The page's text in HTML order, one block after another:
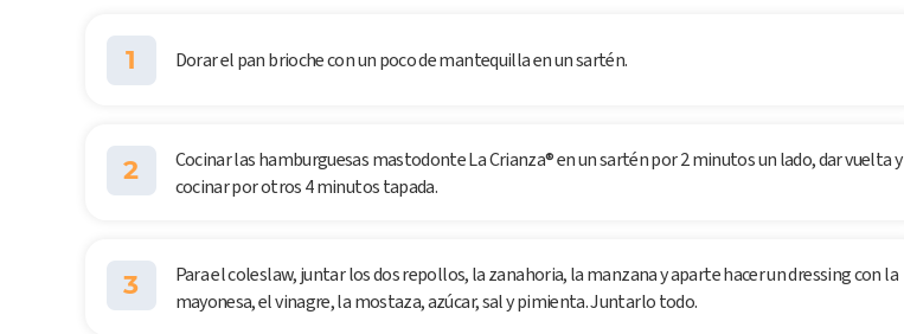
1 Dorar el pan brioche con un poco de mantequilla en un sartén.
2
Cocinar las hamburguesas mastodonte La Crianza® en un sartén por 2 minutos un lado, dar vuelta y
cocinar por otros 4 minutos tapada.
3
Para el coleslaw, juntar los dos repollos, la zanahoria, la manzana y aparte hacer un dressing con la
mayonesa, el vinagre, la mostaza, azúcar, sal y pimienta. Juntarlo todo.